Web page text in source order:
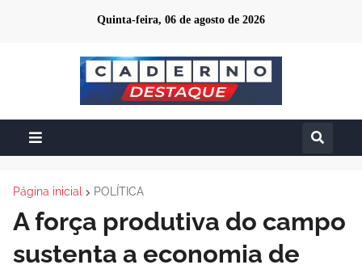
Quinta-feira, 06 de agosto de 2026
Página inicial POLÍTICA
A força produtiva do campo
sustenta a economia de